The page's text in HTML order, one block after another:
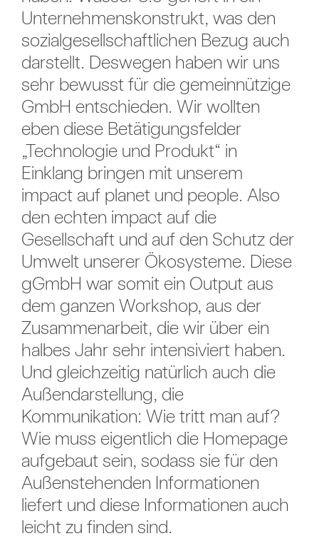
Unternehmenskonstrukt, was den
sozialgesellschaftlichen Bezug auch
darstellt. Deswegen haben wir uns
sehr bewusst für die gemeinnützige
GmbH entschieden. Wir wollten
eben diese Betätigungsfelder
„Technologie und Produkt“ in
Einklang bringen mit unserem
impact auf planet und people. Also
den echten impact auf die
Gesellschaft und auf den Schutz der
Umwelt unserer Ökosysteme. Diese
gGmbH war somit ein Output aus
dem ganzen Workshop, aus der
Zusammenarbeit, die wir über ein
halbes Jahr sehr intensiviert haben.
Und gleichzeitig natürlich auch die
Außendarstellung, die
Kommunikation: Wie tritt man auf?
Wie muss eigentlich die Homepage
aufgebaut sein, sodass sie für den
Außenstehenden Informationen
liefert und diese Informationen auch
leicht zu finden sind.